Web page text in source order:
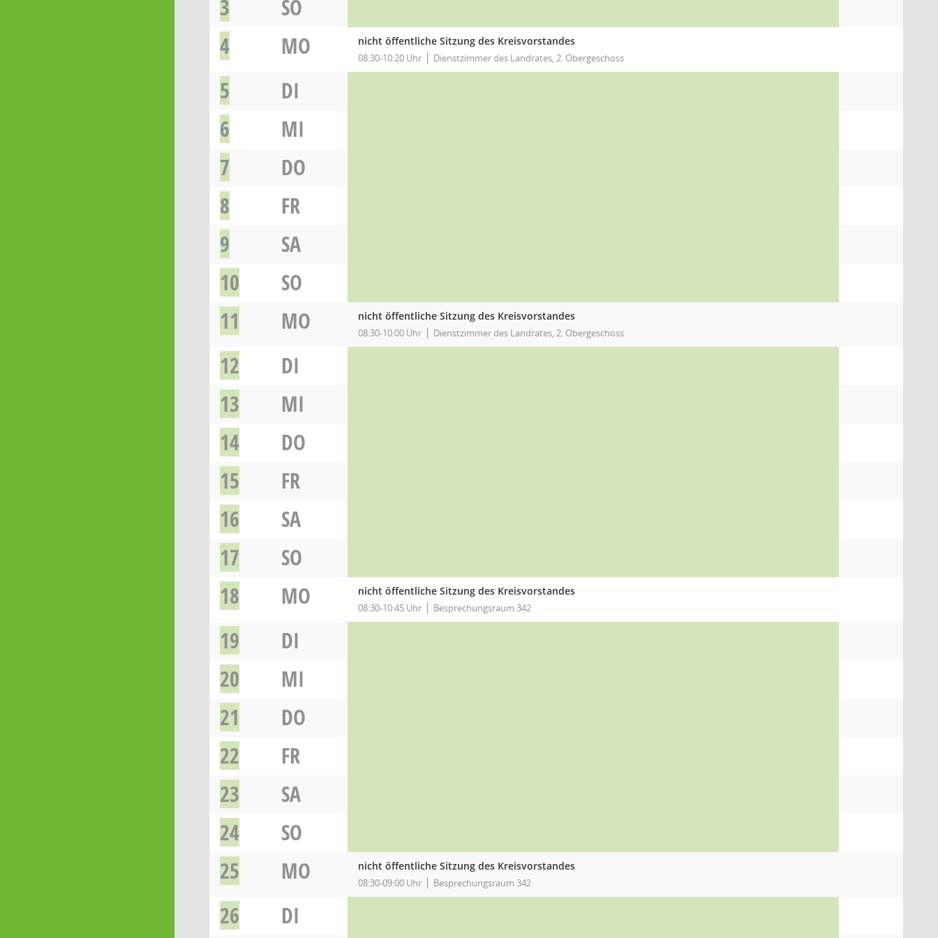
3
SO
4
MO nicht öffentliche Sitzung des Kreisvorstandes
08:30-10:20 Uhr Dienstzimmer des Landrates, 2. Obergeschoss
5
DI
6
MI
7
DO
8
FR
9
SA
10
SO
11
MO nicht öffentliche Sitzung des Kreisvorstandes
08:30-10:00 Uhr Dienstzimmer des Landrates, 2. Obergeschoss
12
DI
13
MI
14
DO
15
FR
16
SA
17
SO
18
MO nicht öffentliche Sitzung des Kreisvorstandes
08:30-10:45 Uhr Besprechungsraum 342
19
DI
20
MI
21
DO
22
FR
23
SA
24
SO
25
MO nicht öffentliche Sitzung des Kreisvorstandes
08:30-09:00 Uhr Besprechungsraum 342
26 DI